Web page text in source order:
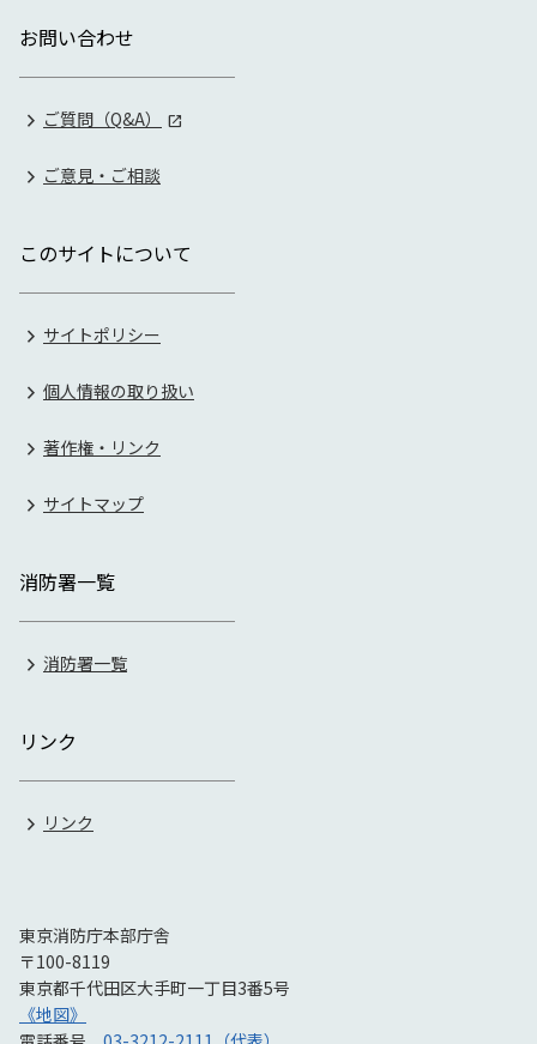
お問い合わせ
ご質問（Q&A）
ご意見・ご相談
このサイトについて
サイトポリシー
個人情報の取り扱い
著作権・リンク
サイトマップ
消防署一覧
消防署一覧
リンク
リンク
東京消防庁本部庁舎
〒100-8119
東京都千代田区大手町一丁目3番5号
《地図》